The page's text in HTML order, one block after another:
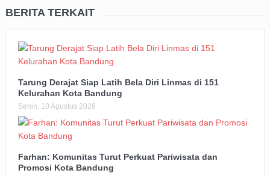
BERITA TERKAIT
Tarung Derajat Siap Latih Bela Diri Linmas di 151
Kelurahan Kota Bandung
Senin, 10 Agustus 2026
Farhan: Komunitas Turut Perkuat Pariwisata dan
Promosi Kota Bandung